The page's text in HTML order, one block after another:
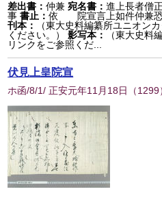
差出書：仲兼 宛名書：進上長者僧
事書止：依 院宣言上如件仲兼恐
刊本：
（東大史料編纂所ユニオン
ください。）
影写本：
（東大史料
リンクをご参照くだ...
伏見上皇院宣
ホ函/8/1/ 正安元年11月18日 （1299